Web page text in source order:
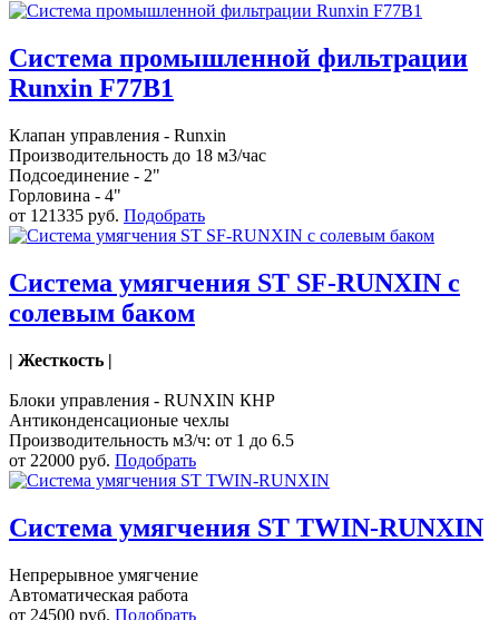
Система промышленной фильтрации
Runxin F77B1
Клапан управления - Runxin
Производительность до 18 м3/час
Подсоединение - 2"
Горловина - 4"
от 121335 руб. Подобрать
Система умягчения ST SF-RUNXIN с
солевым баком
| Жесткость |
Блоки управления - RUNXIN КНР
Антиконденсационые чехлы
Производительность м3/ч: от 1 до 6.5
от 22000 руб. Подобрать
Система умягчения ST TWIN-RUNXIN
Непрерывное умягчение
Автоматическая работа
от 24500 руб. Подобрать